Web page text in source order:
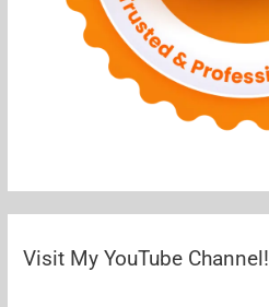
Visit My YouTube Channel!